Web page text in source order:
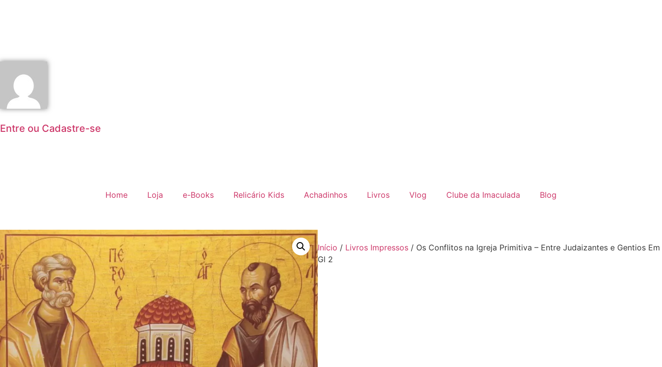
Entre ou Cadastre-se
Home Loja e-Books Relicário Kids Achadinhos Livros Vlog Clube da Imaculada Blog
Início / Livros Impressos / Os Conflitos na Igreja Primitiva – Entre Judaizantes e Gentios Em
Gl 2